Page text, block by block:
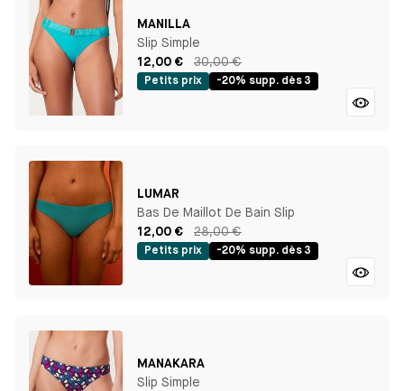
MANILLA
Slip Simple
12,00 €
30,00 €
Petits prix -20% supp. dès 3
LUMAR
Bas De Maillot De Bain Slip
12,00 €
28,00 €
Petits prix -20% supp. dès 3
MANAKARA
Slip Simple